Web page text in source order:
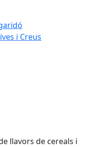
i Creus
llavors de cereals i